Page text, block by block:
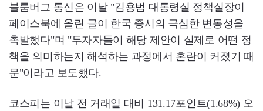
블룸버그 통신은 이날 "김용범 대통령실 정책실장이
페이스북에 올린 글이 한국 증시의 극심한 변동성을
촉발했다"며 "투자자들이 해당 제안이 실제로 어떤 정
책을 의미하는지 해석하는 과정에서 혼란이 커졌기 때
문"이라고 보도했다.
코스피는 이날 전 거래일 대비 131.17포인트(1.68%) 오